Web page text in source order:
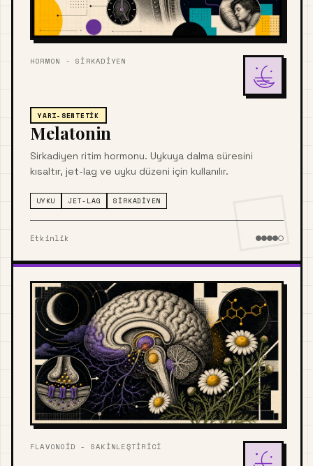
HORMON - SIRKADIYEN
YARI-SENTETIK
Melatonin
Sirkadiyen ritim hormonu. Uykuya dalma süresini
kısaltır, jet-lag ve uyku düzeni için kullanılır.
UYKU JET-LAG SIRKADIYEN
Etkinlik
FLAVONOID - SAKINLEŞTIRICI